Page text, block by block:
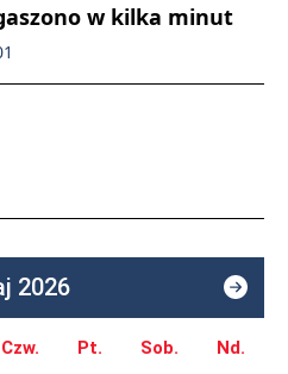
w kilka minut
2026
Czw. Pt. Sob. Nd.